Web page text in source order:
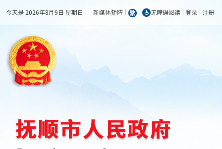
今天是 2026年8月9日 星期日 新媒体矩阵 无障碍阅读 登录 注册